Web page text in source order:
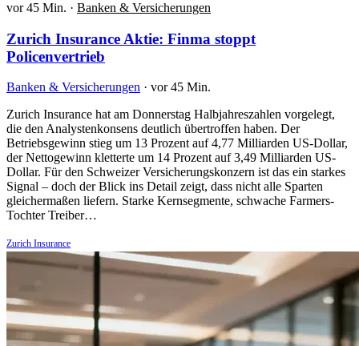
vor 45 Min. · Banken & Versicherungen
Zurich Insurance Aktie: Finma stoppt
Policenvertrieb
Banken & Versicherungen · vor 45 Min.
Zurich Insurance hat am Donnerstag Halbjahreszahlen vorgelegt,
die den Analystenkonsens deutlich übertroffen haben. Der
Betriebsgewinn stieg um 13 Prozent auf 4,77 Milliarden US-Dollar,
der Nettogewinn kletterte um 14 Prozent auf 3,49 Milliarden US-
Dollar. Für den Schweizer Versicherungskonzern ist das ein starkes
Signal – doch der Blick ins Detail zeigt, dass nicht alle Sparten
gleichermaßen liefern. Starke Kernsegmente, schwache Farmers-
Tochter Treiber…
Zurich Insurance